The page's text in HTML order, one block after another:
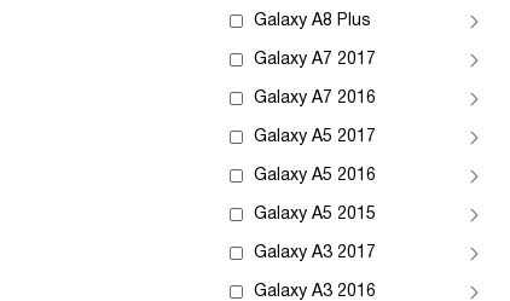
Galaxy A8 Plus
Galaxy A7 2017
Galaxy A7 2016
Galaxy A5 2017
Galaxy A5 2016
Galaxy A5 2015
Galaxy A3 2017
Galaxy A3 2016